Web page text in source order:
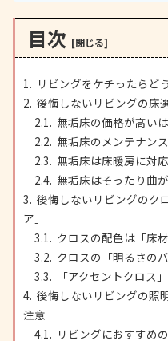
目次
リビングをケチったらど
後悔しないリビングの床
無垢床の価格が高い
無垢床のメンテナン
無垢床は床暖房に対
無垢床はそったり曲
後悔しないリビングのク
ア」
クロスの配色は「床
クロスの「明るさの
「アクセントクロス
後悔しないリビングの照
注意
リビングにおすすめ